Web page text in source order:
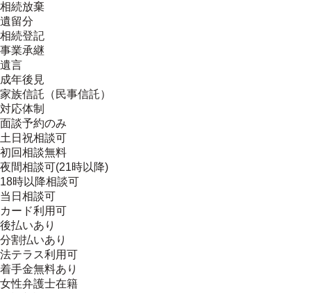
相続放棄
遺留分
相続登記
事業承継
遺言
成年後見
家族信託（民事信託）
対応体制
面談予約のみ
土日祝相談可
初回相談無料
夜間相談可(21時以降)
18時以降相談可
当日相談可
カード利用可
後払いあり
分割払いあり
法テラス利用可
着手金無料あり
女性弁護士在籍